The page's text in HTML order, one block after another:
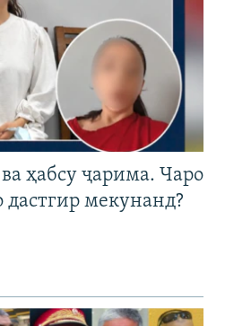
ҳабсу ҷарима. Чаро
дастгир мекунанд?